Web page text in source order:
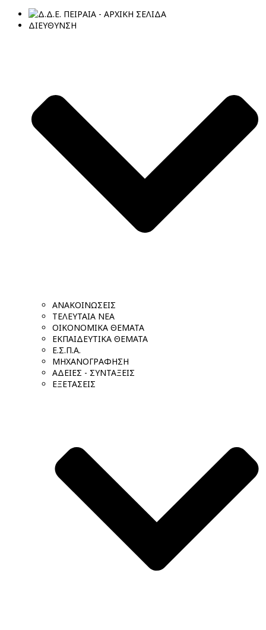
ΔΙΕΥΘΥΝΣΗ
ΑΝΑΚΟΙΝΩΣΕΙΣ
ΤΕΛΕΥΤΑΙΑ ΝΕΑ
ΟΙΚΟΝΟΜΙΚΑ ΘΕΜΑΤΑ
ΕΚΠΑΙΔΕΥΤΙΚΑ ΘΕΜΑΤΑ
Ε.Σ.Π.Α.
ΜΗΧΑΝΟΓΡΑΦΗΣΗ
ΑΔΕΙΕΣ - ΣΥΝΤΑΞΕΙΣ
ΕΞΕΤΑΣΕΙΣ